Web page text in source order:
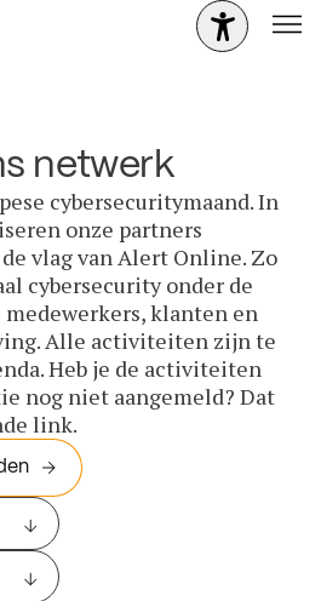
netwerk
cybersecuritymaand. In
onze partners
vlag van Alert Online. Zo
cybersecurity onder de
medewerkers, klanten en
Alle activiteiten zijn te
Heb je de activiteiten
nog niet aangemeld? Dat
link.